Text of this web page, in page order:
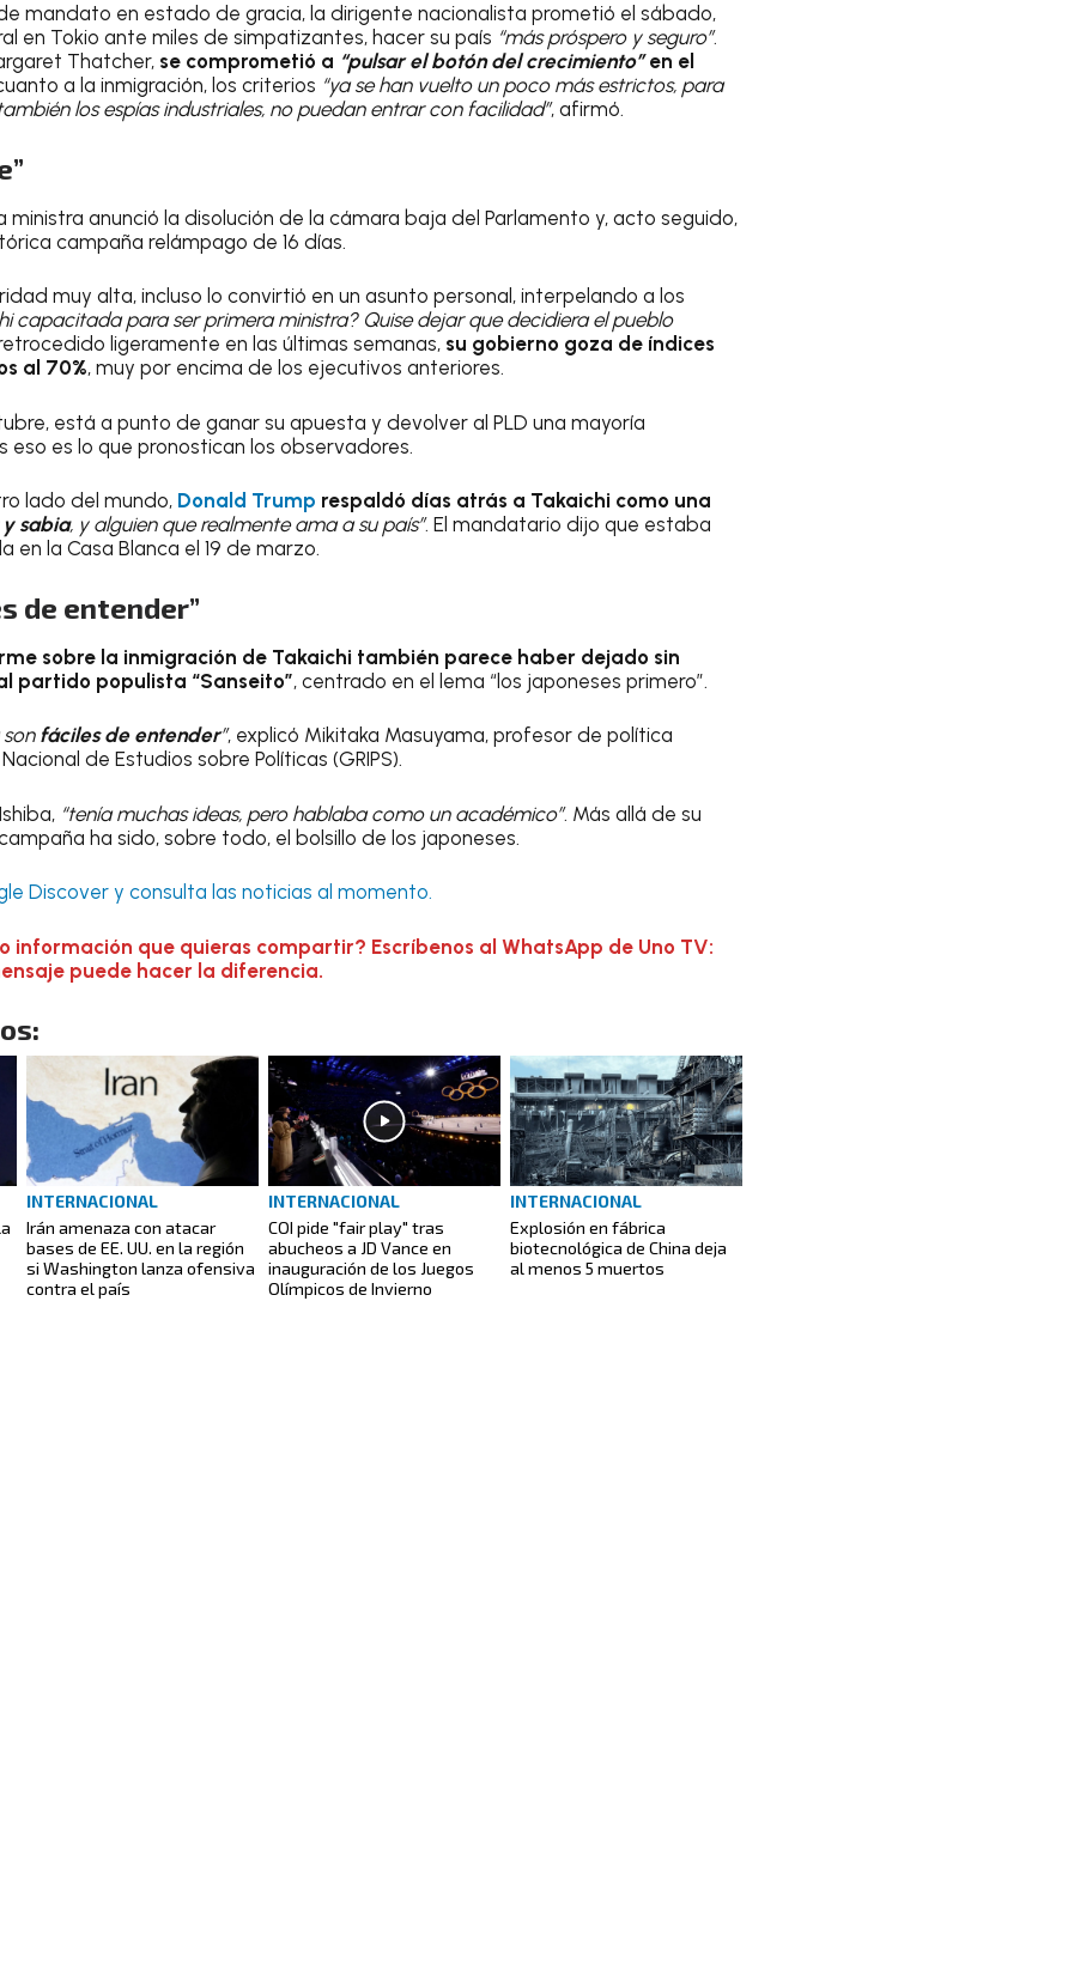
mandato en estado de gracia, la dirigente nacionalista prometió el sábado,
en Tokio ante miles de simpatizantes, hacer su país “más próspero y seguro”.
Thatcher, se comprometió a “pulsar el botón del crecimiento”en el
a la inmigración, los criterios “ya se han vuelto un poco más estrictos, para
los espías industriales, no puedan entrar con facilidad”, afirmó.
ministra anunció la disolución de la cámara baja del Parlamento y, acto seguido,
campaña relámpago de 16 días.
muy alta, incluso lo convirtió en un asunto personal, interpelando a los
capacitada para ser primera ministra? Quise dejar que decidiera el pueblo
ligeramente en las últimas semanas, su gobierno goza de índices
al 70%, muy por encima de los ejecutivos anteriores.
está a punto de ganar su apuesta y devolver al PLD una mayoría
eso es lo que pronostican los observadores.
lado del mundo, Donald Trump respaldó días atrás a Takaichi como una
sabia, y alguien que realmente ama a su país”. El mandatario dijo que estaba
en la Casa Blanca el 19 de marzo.
de entender”
sobre la inmigración de Takaichi también parece haber dejado sin
partido populista “Sanseito”, centrado en el lema “los japoneses primero”.
son fáciles de entender”, explicó Mikitaka Masuyama, profesor de política
de Estudios sobre Políticas (GRIPS).
“tenía muchas ideas, pero hablaba como un académico”. Más allá de su
ha sido, sobre todo, el bolsillo de los japoneses.
Discover y consulta las noticias al momento.
información que quieras compartir? Escríbenos al WhatsApp de Uno TV:
puede hacer la diferencia.
INTERNACIONAL
Irán amenaza con atacar
bases de EE. UU. en la región
si Washington lanza ofensiva
contra el país
INTERNACIONAL
COI pide "fair play" tras
abucheos a JD Vance en
inauguración de los Juegos
Olímpicos de Invierno
INTERNACIONAL
Explosión en fábrica
biotecnológica de China deja
al menos 5 muertos